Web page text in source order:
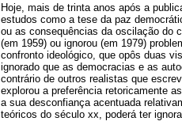
Hoje, mais de trinta anos após a
estudos como a tese da paz
ou as consequências da oscilação do
(em 1959) ou ignorou (em 1979)
confronto ideológico, que opôs duas
ignorado que as democracias e as
contrário de outros realistas que
explorou a preferência retoricamente
a sua desconfiança acentuada
teóricos do século xx, poderá ter